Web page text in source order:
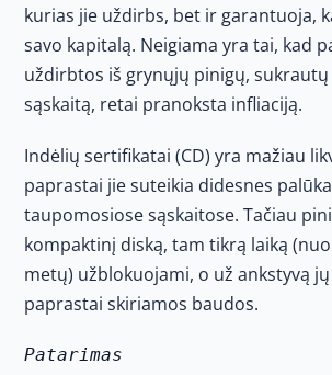
kurias jie uždirbs, bet ir garantuoja,
savo kapitalą. Neigiama yra tai, kad
uždirbtos iš grynųjų pinigų,
sąskaitą, retai pranoksta infliaciją.
Indėlių sertifikatai (CD) yra mažiau
paprastai jie suteikia didesnes
taupomosiose sąskaitose. Tačiau
kompaktinį diską, tam tikrą laiką
metų) užblokuojami, o už ankstyvą
paprastai skiriamos baudos.
Patarimas